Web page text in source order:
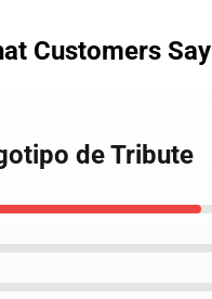
Customers Say
de Tribute